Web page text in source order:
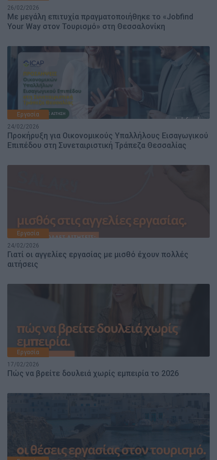
26/02/2026
Με μεγάλη επιτυχία πραγματοποιήθηκε το «Jobfind
Your Way στον Τουρισμό» στη Θεσσαλονίκη
Εργασία
24/02/2026
Προκήρυξη για Οικονομικούς Υπαλλήλους Εισαγωγικού
Επιπέδου στη Συνεταιριστική Τράπεζα Θεσσαλίας
Εργασία
24/02/2026
Γιατί οι αγγελίες εργασίας με μισθό έχουν πολλές
αιτήσεις
Εργασία
17/02/2026
Πώς να βρείτε δουλειά χωρίς εμπειρία το 2026